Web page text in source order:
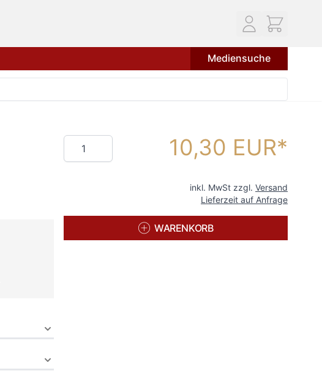
Mediensuche
Menge 10,30 EUR
inkl. MwSt zzgl. Versand
Lieferzeit auf Anfrage
WARENKORB